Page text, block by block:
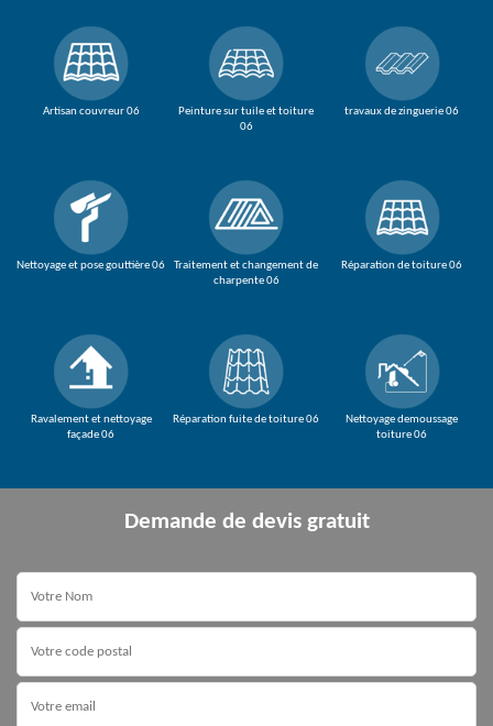
Artisan couvreur 06
Nettoyage et pose gouttière 06
Ravalement et nettoyage
façade 06
Peinture sur tuile et toiture
06
Traitement et changement de
charpente 06
Réparation fuite de toiture 06
travaux de zinguerie 06
Réparation de toiture 06
Nettoyage demoussage
toiture 06
Demande de devis gratuit